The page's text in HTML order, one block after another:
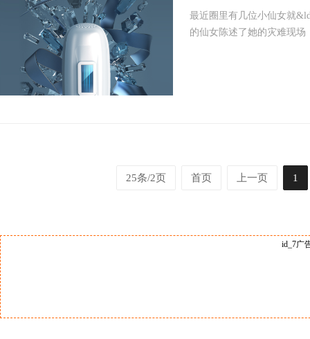
最近圈里有几位小仙女就
的仙女陈述了她的灾难现
25条/2页 首页 上一页 1
id_7广